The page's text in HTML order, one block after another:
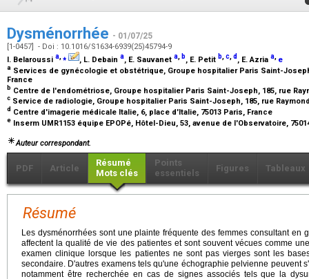
Dysménorrhée - 01/07/25
[1-0457] - Doi : 10.1016/S1634-6939(25)45794-9
I. Belaroussi a,⁎ , L. Debain a, E. Sauvanet a, b, E. Petit b,c,d , E. Azria a, e
a Services de gynécologie et obstétrique, Groupe hospitalier Paris Saint-
France
b Centre de l'endométriose, Groupe hospitalier Paris Saint-Joseph, 185, rue
c Service de radiologie, Groupe hospitalier Paris Saint-Joseph, 185, rue
d Centre d'imagerie médicale Italie, 6, place d'Italie, 75013 Paris, France
e Inserm UMR1153 équipe EPOPé, Hôtel-Dieu, 53, avenue de l'Observatoire,
Auteur correspondant.
PDF Article
Résumé
Mots clés
Points
essentiels
Figures Tableaux
Résumé
Les dysménorrhées sont une plainte fréquente des femmes consultant en
affectent la qualité de vie des patientes et sont souvent vécues comme
examen clinique lorsque les patientes ne sont pas vierges sont les
secondaire. D'autres examens tels qu'une échographie pelvienne peuvent
notamment être recherchée en cas de signes associés tels que la